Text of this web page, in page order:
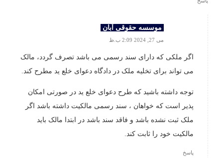
موسسه حقوقی آبان
می 27, 2024 2:09 ب.ظ
اگر ملکی که دارای سند رسمی می باشد تصرف گردد، مالک
می تواند برای تخلیه ملک در دادگاه دعوای خلع ید مطرح کند.
توجه داشته باشید که طرح دعوای خلع ید در صورتی امکان
پذیر است که خواهان ، سند رسمی مالکیت داشته باشد اگر
ملک ثبت نشده باشد و فاقد سند باشد در ابتدا مالک باید
مالکیت خود را ثابت کند.
پاسخ